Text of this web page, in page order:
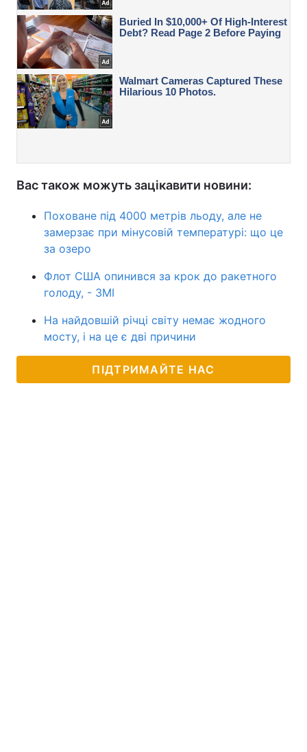
Вас також можуть зацікавити новини:
Поховане під 4000 метрів льоду, але не
замерзає при мінусовій температурі: що це
за озеро
Флот США опинився за крок до ракетного
голоду, - ЗМІ
На найдовшій річці світу немає жодного
мосту, і на це є дві причини
ПІДТРИМАЙТЕ НАС